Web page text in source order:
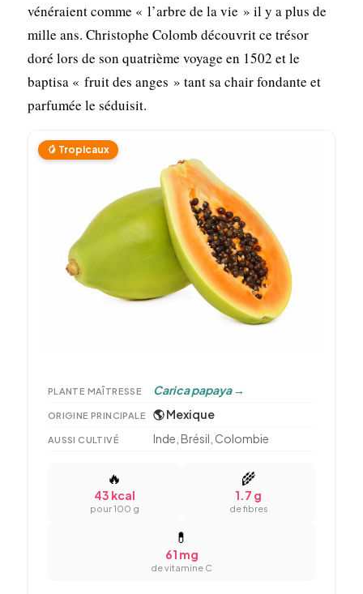
vénéraient comme « l’arbre de la vie » il y a plus de
mille ans. Christophe Colomb découvrit ce trésor
doré lors de son quatrième voyage en 1502 et le
baptisa « fruit des anges » tant sa chair fondante et
parfumée le séduisit.
🥭 Tropicaux
PLANTE MAÎTRESSE Carica papaya→
ORIGINE PRINCIPALE 🌎 Mexique
AUSSI CULTIVÉ Inde, Brésil, Colombie
🔥
43 kcal
pour 100 g
🌾
1.7 g
de fibres
💊
61 mg
de vitamine C